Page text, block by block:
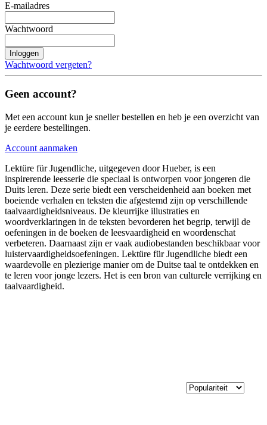
E-mailadres
Wachtwoord
Inloggen
Wachtwoord vergeten?
Geen account?
Met een account kun je sneller bestellen en heb je een overzicht van
je eerdere bestellingen.
Account aanmaken
Lektüre für Jugendliche, uitgegeven door Hueber, is een
inspirerende leesserie die speciaal is ontworpen voor jongeren die
Duits leren. Deze serie biedt een verscheidenheid aan boeken met
boeiende verhalen en teksten die afgestemd zijn op verschillende
taalvaardigheidsniveaus. De kleurrijke illustraties en
woordverklaringen in de teksten bevorderen het begrip, terwijl de
oefeningen in de boeken de leesvaardigheid en woordenschat
verbeteren. Daarnaast zijn er vaak audiobestanden beschikbaar voor
luistervaardigheidsoefeningen. Lektüre für Jugendliche biedt een
waardevolle en plezierige manier om de Duitse taal te ontdekken en
te leren voor jonge lezers. Het is een bron van culturele verrijking en
taalvaardigheid.